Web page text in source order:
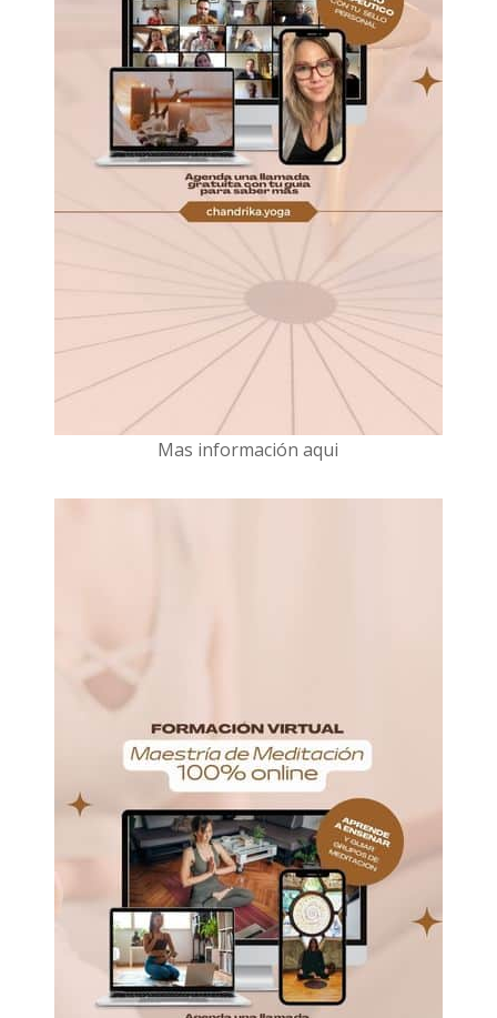
Mas información aqui